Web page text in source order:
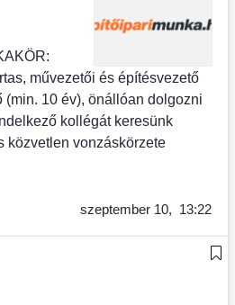
művezetői és építésvezető
(min. 10 év), önállóan dolgozni
kollégát keresünk
közvetlen vonzáskörzete
szeptember 10, 13:22